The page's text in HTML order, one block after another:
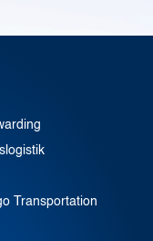
Transportation